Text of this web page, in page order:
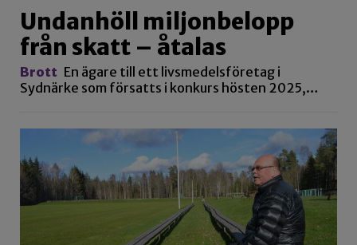
Undanhöll miljonbelopp
från skatt – åtalas
Brott En ägare till ett livsmedelsföretag i
Sydnärke som försatts i konkurs hösten 2025,…